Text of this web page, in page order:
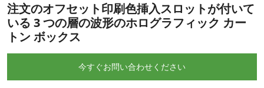
注文のオフセット印刷色挿入スロットが付いて
いる 3 つの層の波形のホログラフィック カー
トン ボックス
今すぐお問い合わせください